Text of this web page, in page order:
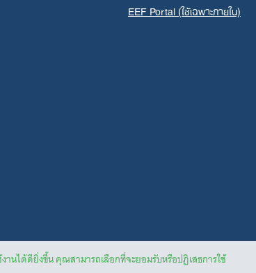
านได้ดียิ่งขึ้น คุณสามารถเลือกที่จะยอมรับหรือปฏิเสธการใช้
EEF Portal (ใช้เฉพาะภายใน)